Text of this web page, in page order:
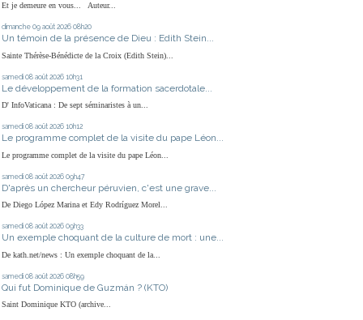
Et je demeure en vous... Auteur...
dimanche 09 août 2026 08h20
Un témoin de la présence de Dieu : Edith Stein...
Sainte Thérèse-Bénédicte de la Croix (Edith Stein)...
samedi 08 août 2026 10h31
Le développement de la formation sacerdotale...
D' InfoVaticana : De sept séminaristes à un...
samedi 08 août 2026 10h12
Le programme complet de la visite du pape Léon...
Le programme complet de la visite du pape Léon...
samedi 08 août 2026 09h47
D'après un chercheur péruvien, c'est une grave...
De Diego López Marina et Edy Rodríguez Morel...
samedi 08 août 2026 09h33
Un exemple choquant de la culture de mort : une...
De kath.net/news : Un exemple choquant de la...
samedi 08 août 2026 08h59
Qui fut Dominique de Guzmán ? (KTO)
Saint Dominique KTO (archive...